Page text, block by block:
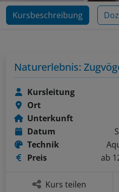
Kursbeschreibung
Naturerlebnis:
Kursleitung
Ort
Unterkunft
Datum
Technik
Preis
ab
Kurs teilen